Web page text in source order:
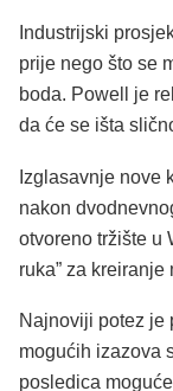
Industrijski
prije nego što se
boda. Powell je
da će se išta
Izglasavnje nove
nakon
otvoreno tržište u
ruka” za
Najnoviji potez je
mogućih izazova
posledica